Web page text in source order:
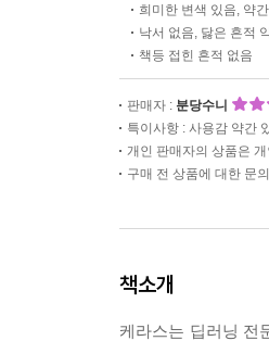
희미한 변색 있음, 약
낙서 없음, 닳은 흔적
책등 접힌 흔적 없음
판매자 : 분당수니
특이사항 : 사용감 약간
개인 판매자의 상품은
구매 전 상품에 대한 문
책소개
케라스는 딥러닝 전